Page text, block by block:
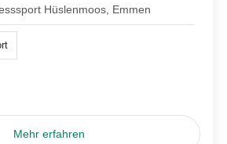
Hüslenmoos, Emmen
Mehr erfahren